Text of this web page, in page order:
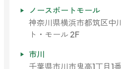
ノースポートモール
神奈川県横浜市都筑区中
ト・モール 2F
市川
千葉県市川市鬼高1丁目1